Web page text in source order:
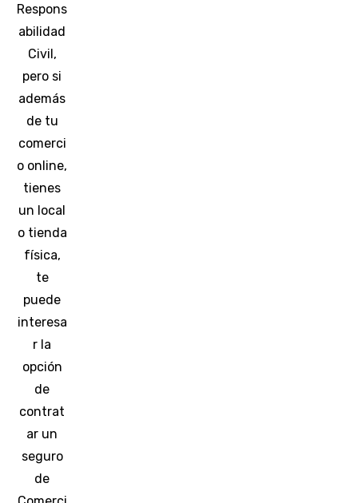
Respons
abilidad
Civil,
pero si
además
de tu
comerci
o online,
tienes
un local
o tienda
física,
te
puede
interesa
r la
opción
de
contrat
ar un
seguro
de